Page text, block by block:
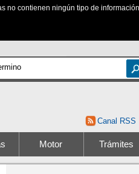
no contienen ningún tipo de
Canal RSS
Motor Trámites